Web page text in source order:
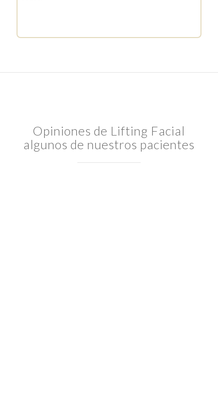
Opiniones de Lifting Facial
algunos de nuestros pacientes